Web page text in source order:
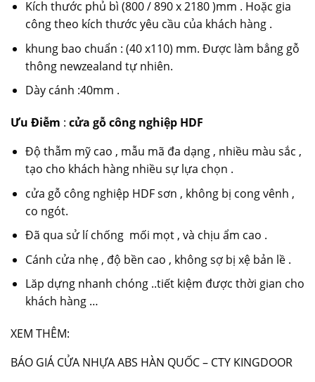
Kích thước phủ bì (800 / 890 x 2180 )mm . Hoặc gia
công theo kích thước yêu cầu của khách hàng .
khung bao chuẩn : (40 x110) mm. Được làm bẳng gỗ
thông newzealand tự nhiên.
Dày cánh :40mm .
Ưu Điễm : cửa gỗ công nghiệp HDF
Độ thẫm mỹ cao , mẫu mã đa dạng , nhiều màu sắc ,
tạo cho khách hàng nhiều sự lựa chọn .
cửa gỗ công nghiệp HDF sơn , không bị cong vênh ,
co ngót.
Đã qua sử lí chống mối mọt , và chịu ẩm cao .
Cánh cửa nhẹ , độ bền cao , không sợ bị xệ bản lề .
Lăp dựng nhanh chóng ..tiết kiệm được thời gian cho
khách hàng …
XEM THÊM:
BÁO GIÁ CỬA NHỰA ABS HÀN QUỐC – CTY KINGDOOR